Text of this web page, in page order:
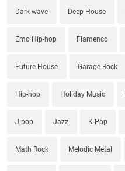
Dark wave Deep House
Emo Hip-hop Flamenco
Future House Garage Rock
Hip-hop Holiday Music
J-pop Jazz K-Pop
Math Rock Melodic Metal